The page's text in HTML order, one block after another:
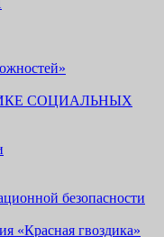
СОЦИАЛЬНЫХ
безопасности
«Красная гвоздика»